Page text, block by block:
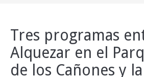
OFERTAS
CURSOS
Tres programas
Alquezar en el
de los Cañones y